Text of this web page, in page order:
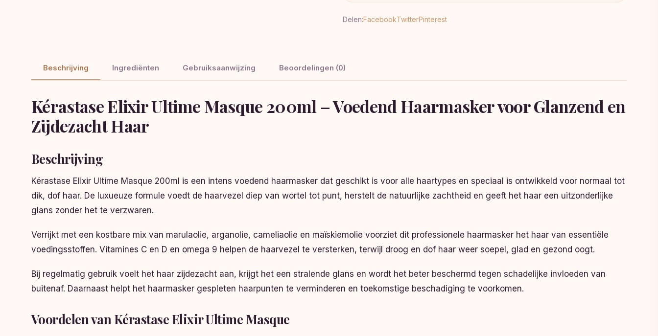
Delen:FacebookTwitterPinterest
Beschrijving Ingrediënten Gebruiksaanwijzing Beoordelingen (0)
Kérastase Elixir Ultime Masque 200ml – Voedend Haarmasker voor Glanzend en
Zijdezacht Haar
Beschrijving
Kérastase Elixir Ultime Masque 200ml is een intens voedend haarmasker dat geschikt is voor alle haartypes en speciaal is ontwikkeld voor normaal tot
dik, dof haar. De luxueuze formule voedt de haarvezel diep van wortel tot punt, herstelt de natuurlijke zachtheid en geeft het haar een uitzonderlijke
glans zonder het te verzwaren.
Verrijkt met een kostbare mix van marulaolie, arganolie, cameliaolie en maïskiemolie voorziet dit professionele haarmasker het haar van essentiële
voedingsstoffen. Vitamines C en D en omega 9 helpen de haarvezel te versterken, terwijl droog en dof haar weer soepel, glad en gezond oogt.
Bij regelmatig gebruik voelt het haar zijdezacht aan, krijgt het een stralende glans en wordt het beter beschermd tegen schadelijke invloeden van
buitenaf. Daarnaast helpt het haarmasker gespleten haarpunten te verminderen en toekomstige beschadiging te voorkomen.
Voordelen van Kérastase Elixir Ultime Masque